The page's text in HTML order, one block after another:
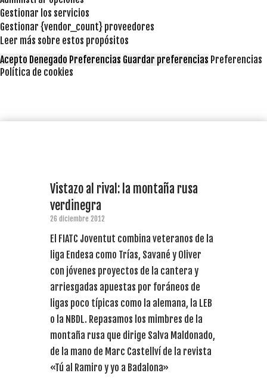
Gestionar los servicios
Gestionar {vendor_count} proveedores
Leer más sobre estos propósitos
Acepto Denegado Preferencias Guardar preferencias Preferencias
Política de cookies
Vistazo al rival: la montaña rusa
verdinegra
26 diciembre 2012
El FIATC Joventut combina veteranos de la
liga Endesa como Trías, Savané y Oliver
con jóvenes proyectos de la cantera y
arriesgadas apuestas por foráneos de
ligas poco típicas como la alemana, la LEB
o la NBDL. Repasamos los mimbres de la
montaña rusa que dirige Salva Maldonado,
de la mano de Marc Castellví de la revista
«Tú al Ramiro y yo a Badalona»